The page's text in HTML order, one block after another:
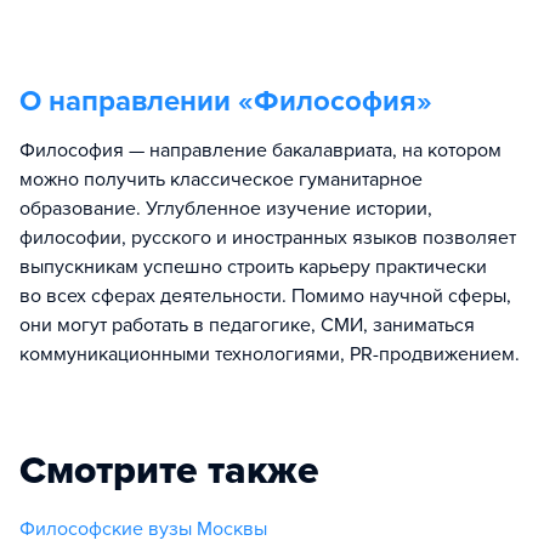
О направлении «Философия»
Философия — направление бакалавриата, на котором
можно получить классическое гуманитарное
образование. Углубленное изучение истории,
философии, русского и иностранных языков позволяет
выпускникам успешно строить карьеру практически
во всех сферах деятельности. Помимо научной сферы,
они могут работать в педагогике, СМИ, заниматься
коммуникационными технологиями, PR-продвижением.
Смотрите также
Философские вузы Москвы